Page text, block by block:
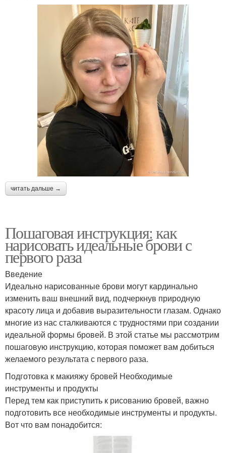
читать дальше →
Пошаговая инструкция: как
нарисовать идеальные брови с
первого раза
Введение
Идеально нарисованные брови могут кардинально
изменить ваш внешний вид, подчеркнув природную
красоту лица и добавив выразительности глазам. Однако
многие из нас сталкиваются с трудностями при создании
идеальной формы бровей. В этой статье мы рассмотрим
пошаговую инструкцию, которая поможет вам добиться
желаемого результата с первого раза.
Подготовка к макияжу бровей Необходимые
инструменты и продукты
Перед тем как приступить к рисованию бровей, важно
подготовить все необходимые инструменты и продукты.
Вот что вам понадобится: